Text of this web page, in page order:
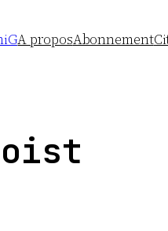
A proposAbonnement